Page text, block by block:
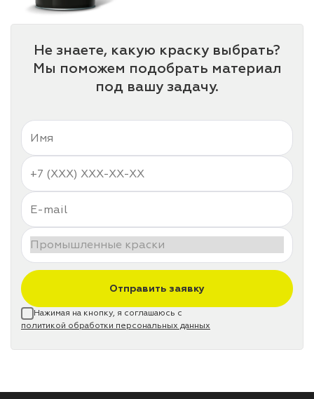
Не знаете, какую краску выбрать?
Мы поможем подобрать материал
под вашу задачу.
Отправить заявку
Нажимая на кнопку, я соглашаюсь с
политикой обработки персональных данных